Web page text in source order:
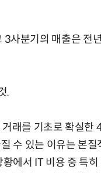
사분기의 매출은 전
.
래를 기초로 확실한
수 있는 이유는 본질
에서 IT 비용 중 특히